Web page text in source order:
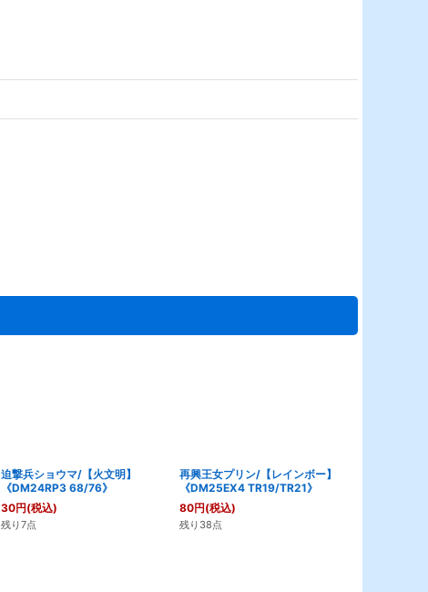
迫撃兵ショウマ/【火文明】
《DM24RP3 68/76》
30円(税込)
残り7点
再興王女プリン/【レインボー】
《DM25EX4 TR19/TR21》
80円(税込)
残り38点